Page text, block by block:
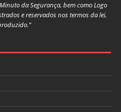
da Segurança, bem como Logo
e reservados nos termos da lei,